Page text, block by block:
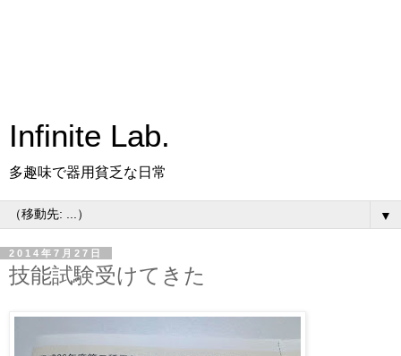
Infinite Lab.
多趣味で器用貧乏な日常
▼
2014年7月27日
技能試験受けてきた